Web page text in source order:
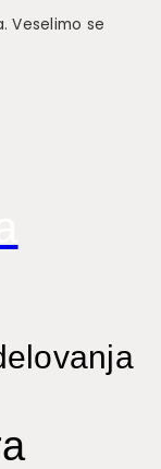
Veselimo se